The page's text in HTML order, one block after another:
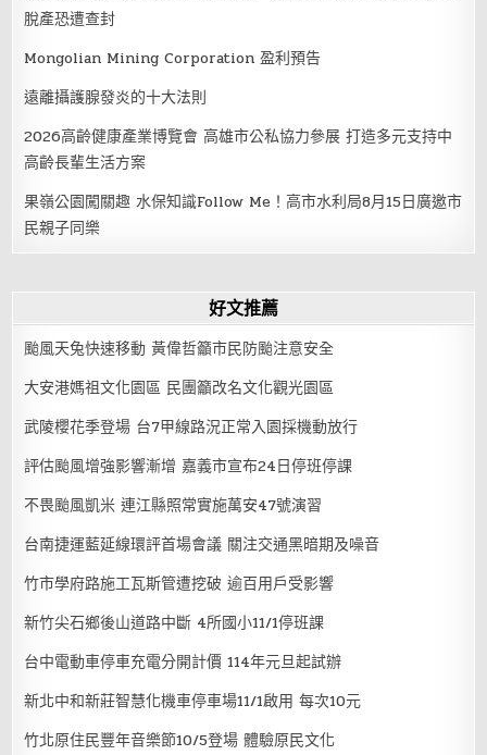
脫產恐遭查封
Mongolian Mining Corporation 盈利預告
遠離攝護腺發炎的十大法則
2026高齡健康產業博覽會 高雄市公私協力參展 打造多元支持中
高齡長輩生活方案
果嶺公園闖關趣 水保知識Follow Me！高市水利局8月15日廣邀市
民親子同樂
好文推薦
颱風天兔快速移動 黃偉哲籲市民防颱注意安全
大安港媽祖文化園區 民團籲改名文化觀光園區
武陵櫻花季登場 台7甲線路況正常入園採機動放行
評估颱風增強影響漸增 嘉義市宣布24日停班停課
不畏颱風凱米 連江縣照常實施萬安47號演習
台南捷運藍延線環評首場會議 關注交通黑暗期及噪音
竹市學府路施工瓦斯管遭挖破 逾百用戶受影響
新竹尖石鄉後山道路中斷 4所國小11/1停班課
台中電動車停車充電分開計價 114年元旦起試辦
新北中和新莊智慧化機車停車場11/1啟用 每次10元
竹北原住民豐年音樂節10/5登場 體驗原民文化